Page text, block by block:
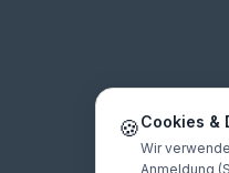
🍪Cookies &
Wir
Anmeldung